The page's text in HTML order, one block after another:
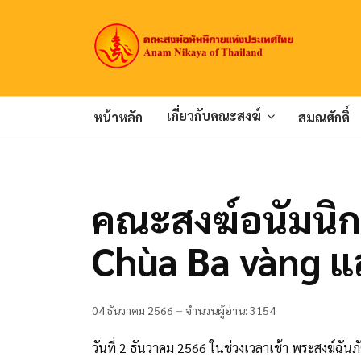
หน้าหลัก เกี่ยวกับคณะสงฆ์ สมณศักดิ์
คณะสงฆ์อนัมนิก
Chùa Ba vàng
04 ธันวาคม 2566 จำนวนผู้อ่าน: 3154
วันที่ 2 ธันวาคม 2566 ในช่วงเวลาเช้า พระสงฆ์ฉั